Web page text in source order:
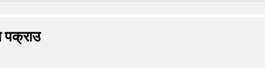
पक्राउ